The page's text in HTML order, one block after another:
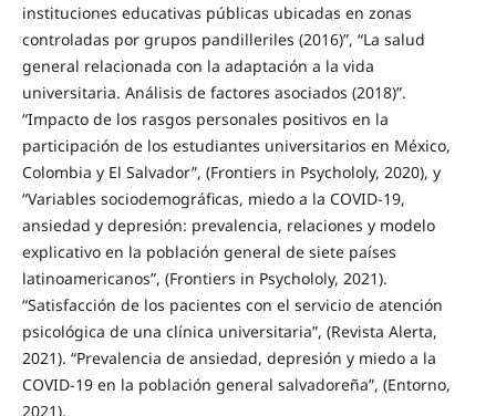
instituciones educativas públicas ubicadas en zonas
controladas por grupos pandilleriles (2016)”, “La salud
general relacionada con la adaptación a la vida
universitaria. Análisis de factores asociados (2018)”.
“Impacto de los rasgos personales positivos en la
participación de los estudiantes universitarios en México,
Colombia y El Salvador”, (Frontiers in Psychololy, 2020), y
“Variables sociodemográficas, miedo a la COVID-19,
ansiedad y depresión: prevalencia, relaciones y modelo
explicativo en la población general de siete países
latinoamericanos”, (Frontiers in Psychololy, 2021).
“Satisfacción de los pacientes con el servicio de atención
psicológica de una clínica universitaria”, (Revista Alerta,
2021). “Prevalencia de ansiedad, depresión y miedo a la
COVID-19 en la población general salvadoreña”, (Entorno,
2021).